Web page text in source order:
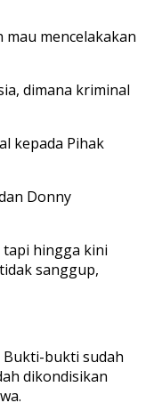
mencelakakan
dimana kriminal
kepada Pihak
Donny
tapi hingga kini
sanggup,
Bukti-bukti sudah
dikondisikan